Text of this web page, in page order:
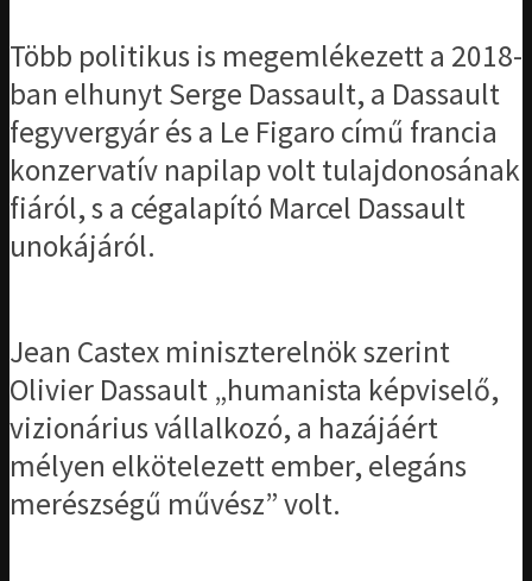
Több politikus is megemlékezett a 2018-
ban elhunyt Serge Dassault, a Dassault
fegyvergyár és a Le Figaro című francia
konzervatív napilap volt tulajdonosának
fiáról, s a cégalapító Marcel Dassault
unokájáról.
Jean Castex miniszterelnök szerint
Olivier Dassault „humanista képviselő,
vizionárius vállalkozó, a hazájáért
mélyen elkötelezett ember, elegáns
merészségű művész” volt.